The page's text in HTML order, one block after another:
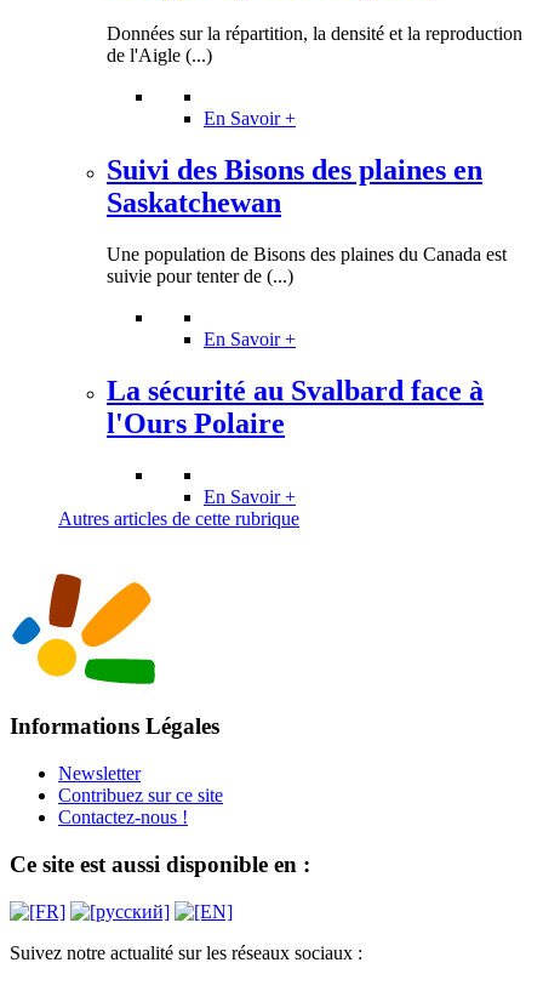
Données sur la répartition, la densité et la reproduction
de l'Aigle (...)
En Savoir +
Suivi des Bisons des plaines en
Saskatchewan
Une population de Bisons des plaines du Canada est
suivie pour tenter de (...)
En Savoir +
La sécurité au Svalbard face à
l'Ours Polaire
En Savoir +
Autres articles de cette rubrique
Informations Légales
Newsletter
Contribuez sur ce site
Contactez-nous !
Ce site est aussi disponible en :
Suivez notre actualité sur les réseaux sociaux :